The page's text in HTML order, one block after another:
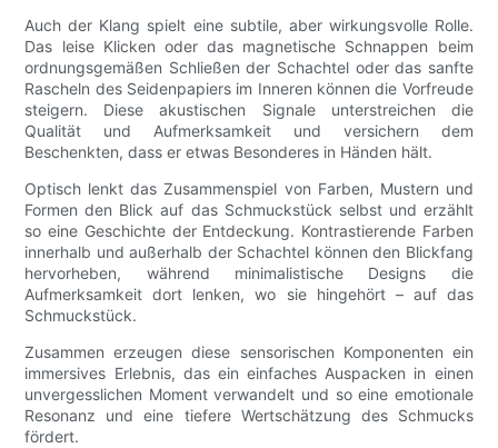
Auch der Klang spielt eine subtile, aber wirkungsvolle Rolle.
Das leise Klicken oder das magnetische Schnappen beim
ordnungsgemäßen Schließen der Schachtel oder das sanfte
Rascheln des Seidenpapiers im Inneren können die Vorfreude
steigern. Diese akustischen Signale unterstreichen die
Qualität und Aufmerksamkeit und versichern dem
Beschenkten, dass er etwas Besonderes in Händen hält.
Optisch lenkt das Zusammenspiel von Farben, Mustern und
Formen den Blick auf das Schmuckstück selbst und erzählt
so eine Geschichte der Entdeckung. Kontrastierende Farben
innerhalb und außerhalb der Schachtel können den Blickfang
hervorheben, während minimalistische Designs die
Aufmerksamkeit dort lenken, wo sie hingehört – auf das
Schmuckstück.
Zusammen erzeugen diese sensorischen Komponenten ein
immersives Erlebnis, das ein einfaches Auspacken in einen
unvergesslichen Moment verwandelt und so eine emotionale
Resonanz und eine tiefere Wertschätzung des Schmucks
fördert.